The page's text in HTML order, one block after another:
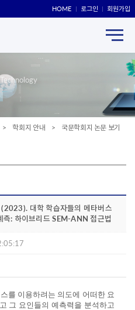
HOME 로그인 회원가입
학회지 안내 > 국문학회지 논문 보기
대학 학습자들의 메타버스
측: 하이브리드 SEM-ANN 접근법
를 이용하려는 의도에 어떠한 요
그 요인들의 예측력을 분석하고